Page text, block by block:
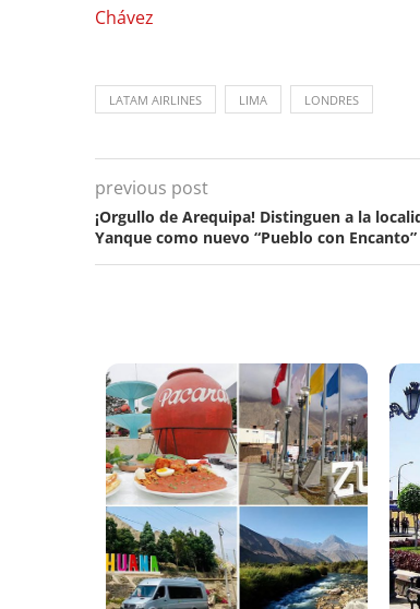
Chávez
LATAM AIRLINES LIMA LONDRES
previous post
¡Orgullo de Arequipa! Distinguen a la
Yanque como nuevo “Pueblo con